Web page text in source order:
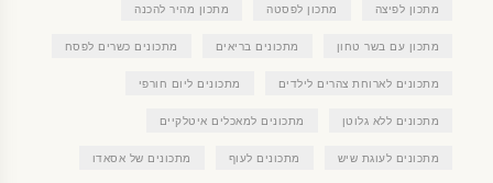
מתכון לפיצה מתכון לפסטה מתכון מהיר להכנה
מתכון עם בשר טחון מתכונים בריאים מתכונים כשרים לפסח
מתכונים לארוחת צהרים לילדים מתכונים ליום חורפי
מתכונים ללא גלוטן מתכונים למאכלים איטלקיים
מתכונים לעוגת שיש מתכונים לעוף מתכונים של אסאדו